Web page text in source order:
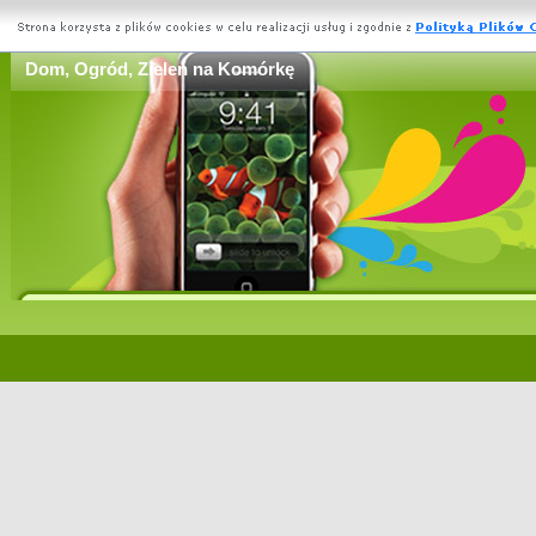
Dom, Ogród, Zieleń na Komórkę